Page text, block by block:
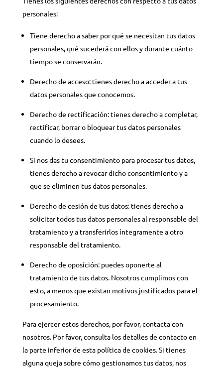
personales:
Tiene derecho a saber por qué se necesitan tus datos
personales, qué sucederá con ellos y durante cuánto
tiempo se conservarán.
Derecho de acceso: tienes derecho a acceder a tus
datos personales que conocemos.
Derecho de rectificación: tienes derecho a completar,
rectificar, borrar o bloquear tus datos personales
cuando lo desees.
Si nos das tu consentimiento para procesar tus datos,
tienes derecho a revocar dicho consentimiento y a
que se eliminen tus datos personales.
Derecho de cesión de tus datos: tienes derecho a
solicitar todos tus datos personales al responsable del
tratamiento y a transferirlos íntegramente a otro
responsable del tratamiento.
Derecho de oposición: puedes oponerte al
tratamiento de tus datos. Nosotros cumplimos con
esto, a menos que existan motivos justificados para el
procesamiento.
Para ejercer estos derechos, por favor, contacta con
nosotros. Por favor, consulta los detalles de contacto en
la parte inferior de esta política de cookies. Si tienes
alguna queja sobre cómo gestionamos tus datos, nos